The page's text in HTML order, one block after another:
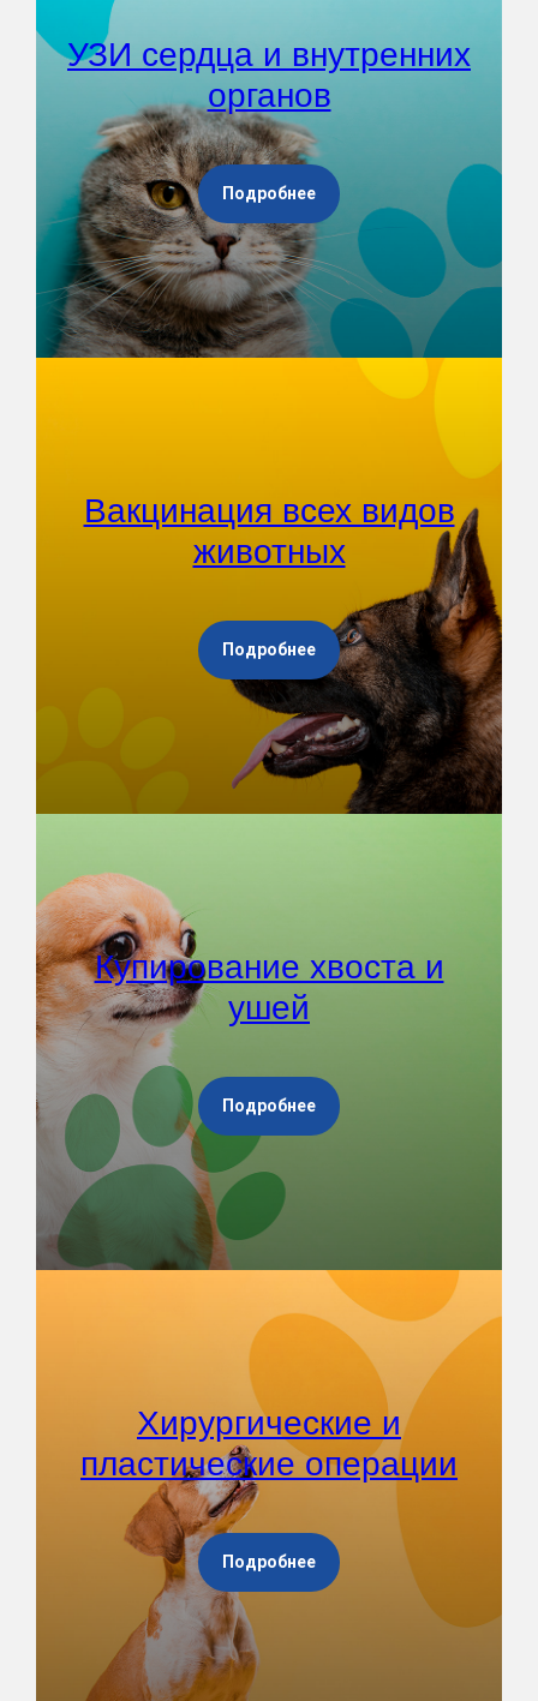
УЗИ сердца и внутренних
органов
Подробнее
Вакцинация всех видов
животных
Подробнее
Купирование хвоста и
ушей
Подробнее
Хирургические и
пластические операции
Подробнее